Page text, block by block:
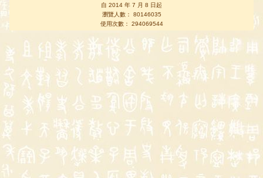
自 2014 年 7 月 8 日起
瀏覽人數： 80146035
使用次數： 294069544